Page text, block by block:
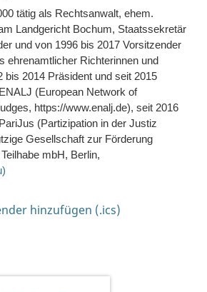
tätig als Rechtsanwalt, ehem.
Landgericht Bochum, Staatssekretär
und von 1996 bis 2017 Vorsitzender
ehrenamtlicher Richterinnen und
bis 2014 Präsident und seit 2015
(European Network of
https://www.enalj.de), seit 2016
(Partizipation in der Justiz
Gesellschaft zur Förderung
mbH, Berlin,
)
hinzufügen (.ics)